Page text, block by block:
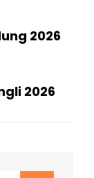
2026
2026